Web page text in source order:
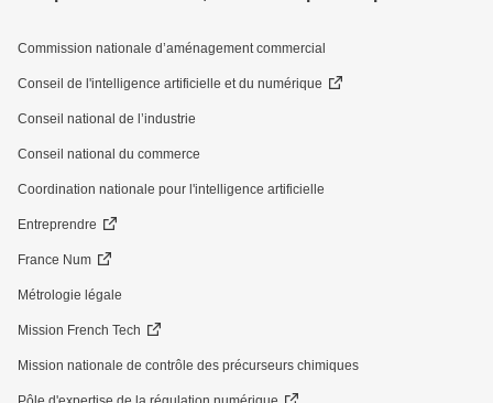
Commission nationale d’aménagement commercial
Conseil de l'intelligence artificielle et du numérique
Conseil national de l’industrie
Conseil national du commerce
Coordination nationale pour l'intelligence artificielle
Entreprendre
France Num
Métrologie légale
Mission French Tech
Mission nationale de contrôle des précurseurs chimiques